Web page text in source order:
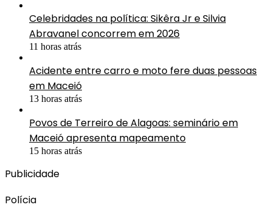
Celebridades na política: Sikêra Jr e Silvia
Abravanel concorrem em 2026
11 horas atrás
Acidente entre carro e moto fere duas pessoas
em Maceió
13 horas atrás
Povos de Terreiro de Alagoas: seminário em
Maceió apresenta mapeamento
15 horas atrás
Publicidade
Polícia